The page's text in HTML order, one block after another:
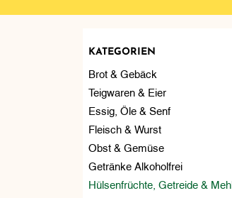
KATEGORIEN
Brot & Gebäck
Teigwaren & Eier
Essig, Öle & Senf
Fleisch & Wurst
Obst & Gemüse
Getränke Alkoholfrei
Hülsenfrüchte, Getreide & Mehl